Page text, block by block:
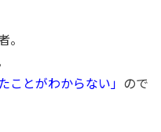
ことがわからない」 ので